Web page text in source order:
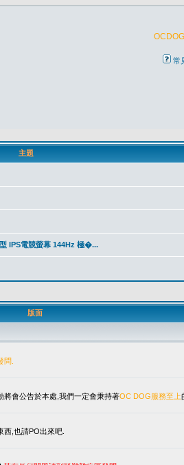
常
版面
問.
會公告於本處,我們一定會秉持著OC DOG服務至上
,也請PO出來吧.